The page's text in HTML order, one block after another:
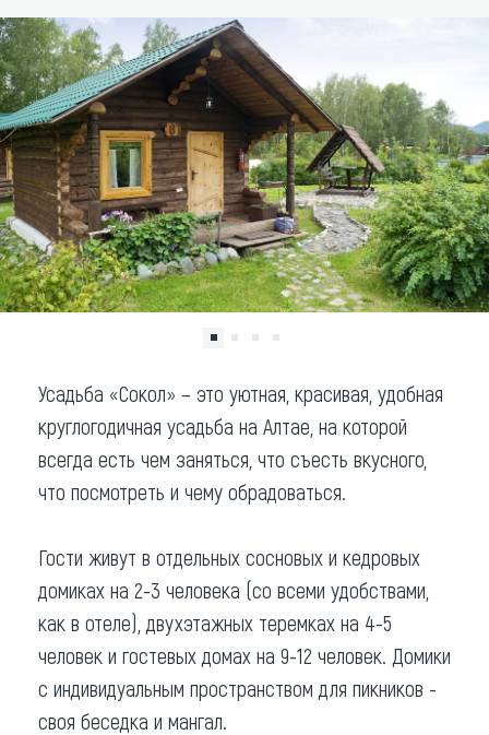
Что привезти (сувениры)
О регионе
Коллекция впечатлений
Другие рубрики
Усадьба «Сокол» – это уютная, красивая, удобная
круглогодичная усадьба на Алтае, на которой
всегда есть чем заняться, что съесть вкусного,
что посмотреть и чему обрадоваться.
Гости живут в отдельных сосновых и кедровых
домиках на 2-3 человека (со всеми удобствами,
как в отеле), двухэтажных теремках на 4-5
человек и гостевых домах на 9-12 человек. Домики
с индивидуальным пространством для пикников -
своя беседка и мангал.